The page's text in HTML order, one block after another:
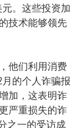
。这些投资加
技术能够领先
他们利用消费
的个人诈骗报
加，这表明诈
严重损失的诈
之一的受访成